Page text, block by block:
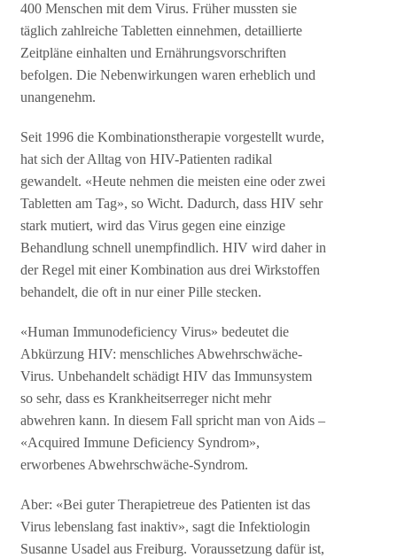
400 Menschen mit dem Virus. Früher mussten sie
täglich zahlreiche Tabletten einnehmen, detaillierte
Zeitpläne einhalten und Ernährungsvorschriften
befolgen. Die Nebenwirkungen waren erheblich und
unangenehm.
Seit 1996 die Kombinationstherapie vorgestellt wurde,
hat sich der Alltag von HIV-Patienten radikal
gewandelt. «Heute nehmen die meisten eine oder zwei
Tabletten am Tag», so Wicht. Dadurch, dass HIV sehr
stark mutiert, wird das Virus gegen eine einzige
Behandlung schnell unempfindlich. HIV wird daher in
der Regel mit einer Kombination aus drei Wirkstoffen
behandelt, die oft in nur einer Pille stecken.
«Human Immunodeficiency Virus» bedeutet die
Abkürzung HIV: menschliches Abwehrschwäche-
Virus. Unbehandelt schädigt HIV das Immunsystem
so sehr, dass es Krankheitserreger nicht mehr
abwehren kann. In diesem Fall spricht man von Aids –
«Acquired Immune Deficiency Syndrom»,
erworbenes Abwehrschwäche-Syndrom.
Aber: «Bei guter Therapietreue des Patienten ist das
Virus lebenslang fast inaktiv», sagt die Infektiologin
Susanne Usadel aus Freiburg. Voraussetzung dafür ist,